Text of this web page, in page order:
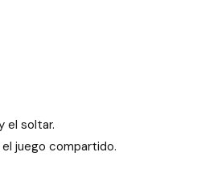
el soltar.
juego compartido.